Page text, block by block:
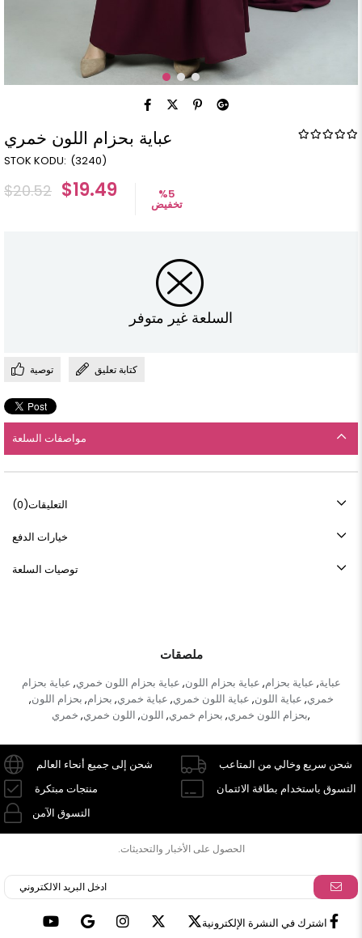
عباية بحزام اللون خمري
(3240)
$20.52 $19.49 %5
تخفيض
السلعة غير متوفر
توصية كتابة تعليق
مواصفات السلعة
التعليقات(0)
خيارات الدفع
توصيات السلعة
ملصقات
عباية, عباية بحزام, عباية بحزام اللون, عباية بحزام اللون خمري, عباية بحزام
خمري, عباية اللون, عباية اللون خمري, عباية خمري, بحزام, بحزام اللون,
بحزام اللون خمري, بحزام خمري, اللون, اللون خمري, خمري ,
شحن إلى جميع أنحاء العالم
شحن سريع وخالي من المتاعب
منتجات مبتكرة
التسوق باستخدام بطاقة الائتمان
التسوق الآمن
الحصول على الأخبار والتحديثات.
اشترك في النشرة الإلكترونية